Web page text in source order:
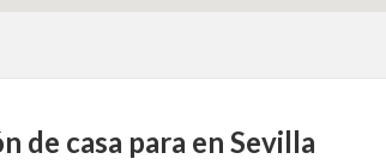
de casa para en Sevilla